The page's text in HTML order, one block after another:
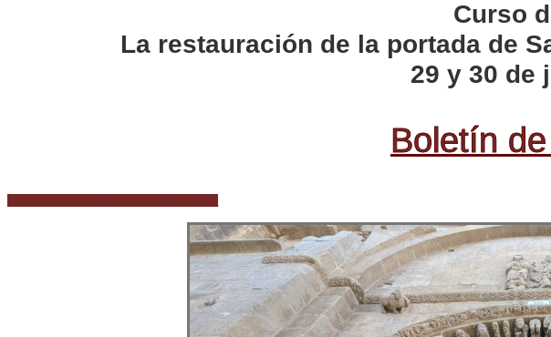
Curso
La restauración de la portada de
29 y 30 de
Boletín